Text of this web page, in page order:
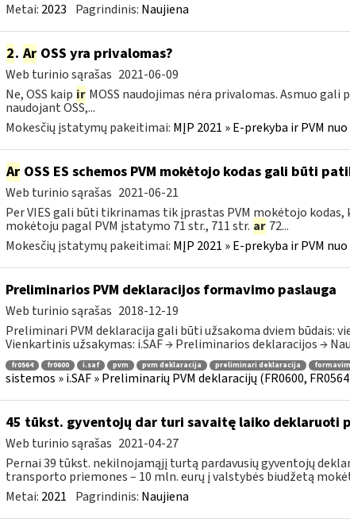
Metai: 2023 Pagrindinis: Naujiena
2. ArOSS yra privalomas?
Web turinio sąrašas 2021-06-09
Ne, OSS kaip ir MOSS naudojimas nėra privalomas. Asmuo gali
naudojant OSS,...
Mokesčių įstatymų pakeitimai: MĮP 2021 » E-prekyba ir PVM
ArOSS ES schemos PVM mokėtojo kodas gali būti
Web turinio sąrašas 2021-06-21
Per VIES gali būti tikrinamas tik įprastas PVM mokėtojo
mokėtoju pagal PVM įstatymo 71 str., 711 str. ar 72...
Mokesčių įstatymų pakeitimai: MĮP 2021 » E-prekyba ir PVM
Preliminarios PVM deklaracijos formavimo paslauga
Web turinio sąrašas 2018-12-19
Preliminari PVM deklaracija gali būti užsakoma dviem būdais:
Vienkartinis užsakymas: i.SAF → Preliminarios deklaracijos →
fr0564 fr0600 i.saf pvm pvm deklaracija preliminari deklaracija
sistemos » i.SAF » Preliminarių PVM deklaracijų (FR0600,
45 tūkst. gyventojų dar turi savaitę laiko deklaruoti
Web turinio sąrašas 2021-04-27
Pernai 39 tūkst. nekilnojamąjį turtą pardavusių gyventojų
transporto priemones – 10 mln. eurų į valstybės biudžetą
Metai: 2021 Pagrindinis: Naujiena